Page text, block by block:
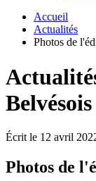
Accueil
Actualités
Photos de
Belvésois
Écrit le 12 avril
Photos de